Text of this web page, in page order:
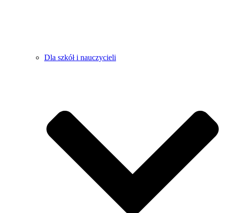
Dla szkół i nauczycieli